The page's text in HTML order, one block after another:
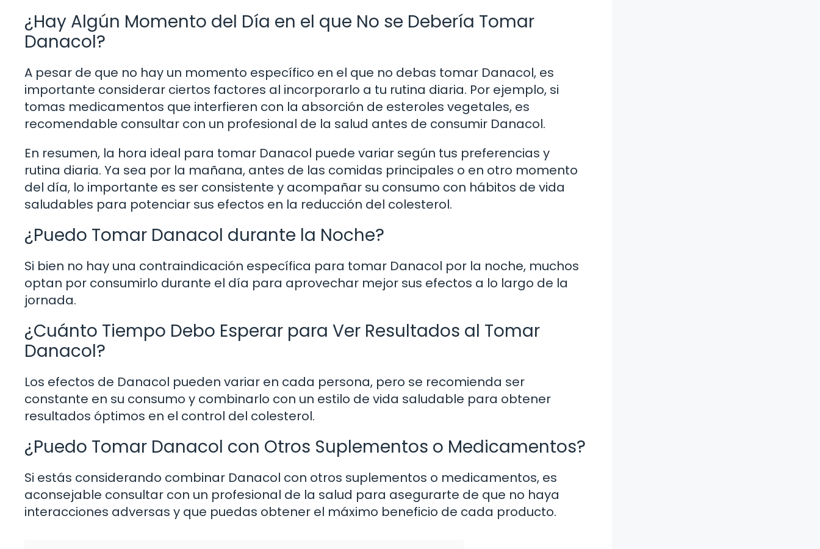
¿Hay Algún Momento del Día en el que No se Debería Tomar
Danacol?
A pesar de que no hay un momento específico en el que no debas tomar Danacol, es
importante considerar ciertos factores al incorporarlo a tu rutina diaria. Por ejemplo, si
tomas medicamentos que interfieren con la absorción de esteroles vegetales, es
recomendable consultar con un profesional de la salud antes de consumir Danacol.
En resumen, la hora ideal para tomar Danacol puede variar según tus preferencias y
rutina diaria. Ya sea por la mañana, antes de las comidas principales o en otro momento
del día, lo importante es ser consistente y acompañar su consumo con hábitos de vida
saludables para potenciar sus efectos en la reducción del colesterol.
¿Puedo Tomar Danacol durante la Noche?
Si bien no hay una contraindicación específica para tomar Danacol por la noche, muchos
optan por consumirlo durante el día para aprovechar mejor sus efectos a lo largo de la
jornada.
¿Cuánto Tiempo Debo Esperar para Ver Resultados al Tomar
Danacol?
Los efectos de Danacol pueden variar en cada persona, pero se recomienda ser
constante en su consumo y combinarlo con un estilo de vida saludable para obtener
resultados óptimos en el control del colesterol.
¿Puedo Tomar Danacol con Otros Suplementos o Medicamentos?
Si estás considerando combinar Danacol con otros suplementos o medicamentos, es
aconsejable consultar con un profesional de la salud para asegurarte de que no haya
interacciones adversas y que puedas obtener el máximo beneficio de cada producto.